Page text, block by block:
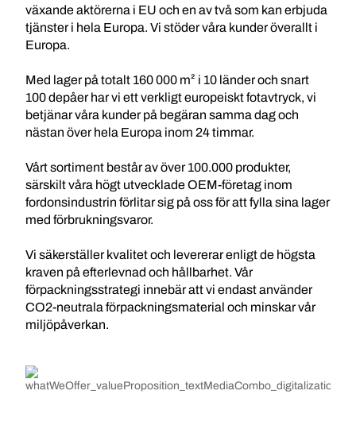
växande aktörerna i EU och en av två som kan erbjuda
tjänster i hela Europa. Vi stöder våra kunder överallt i
Europa.
Med lager på totalt 160 000 m² i 10 länder och snart
100 depåer har vi ett verkligt europeiskt fotavtryck, vi
betjänar våra kunder på begäran samma dag och
nästan över hela Europa inom 24 timmar.
Vårt sortiment består av över 100.000 produkter,
särskilt våra högt utvecklade OEM-företag inom
fordonsindustrin förlitar sig på oss för att fylla sina lager
med förbrukningsvaror.
Vi säkerställer kvalitet och levererar enligt de högsta
kraven på efterlevnad och hållbarhet. Vår
förpackningsstrategi innebär att vi endast använder
CO2-neutrala förpackningsmaterial och minskar vår
miljöpåverkan.